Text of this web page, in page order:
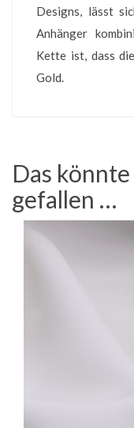
Designs, lässt
Anhänger
Kette ist, dass
Gold.
Das
gefallen …